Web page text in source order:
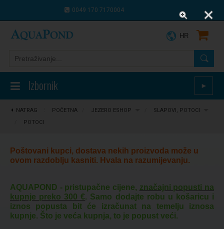
0049 170 7170004
Izbornik ►
HR
NATRAG POČETNA JEZERO ESHOP
SLAPOVI, POTOCI
POTOCI
Poštovani kupci, dostava nekih proizvoda može u
ovom razdoblju kasniti. Hvala na razumijevanju.
AQUAPOND - pristupačne cijene, značajni popusti na
kupnje preko 300 €. Samo dodajte robu u košaricu i
iznos popusta bit će izračunat na temelju iznosa
kupnje. Što je veća kupnja, to je popust veći.